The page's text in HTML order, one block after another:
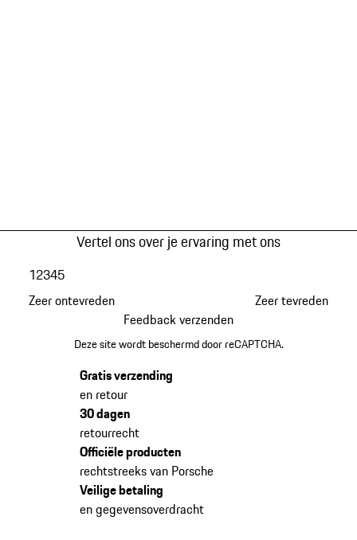
Vertel ons over je ervaring met ons
Zeer ontevreden
12345
Zeer tevreden
Feedback verzenden
Deze site wordt beschermd door reCAPTCHA.
Gratis verzending
en retour
30 dagen
retourrecht
Officiële producten
rechtstreeks van Porsche
Veilige betaling
en gegevensoverdracht